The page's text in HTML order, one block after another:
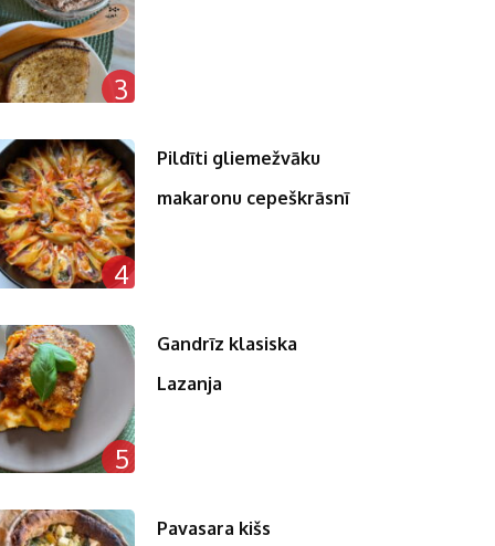
3
4
Pildīti gliemežvāku
makaronu cepeškrāsnī
5
Gandrīz klasiska
Lazanja
Pavasara kišs